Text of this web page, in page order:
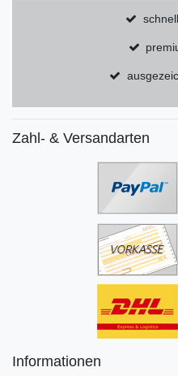
Zahl- & Versandarten
Informationen